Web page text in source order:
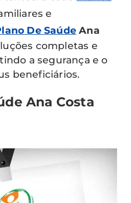
e
De Saúde Ana
completas e
a segurança e o
beneficiários.
Ana Costa